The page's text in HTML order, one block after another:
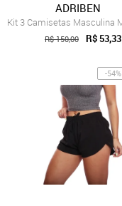
ADRIBEN
R$ 150,00 R$ 53,33
-54%